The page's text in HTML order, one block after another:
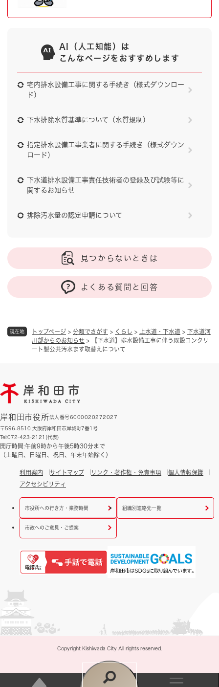
現在地 トップページ > 分類でさがす > くらし > 上水道・下水道 > 下水道河
川部からのお知らせ >
【下水道】排水設備工事に伴う既設コンクリ
ート製公共汚水ます取替えについて
AI（人工知能）は
こんなページをおすすめします
宅内排水設備工事に関する手続き（様式ダウンロー
ド）
下水排除水質基準について（水質規制）
指定排水設備工事業者に関する手続き（様式ダウン
ロード）
下水道排水設備工事責任技術者の登録及び試験等に
関するお知らせ
排除汚水量の認定申請について
見つからないときは
よくある質問と回答
岸和田市役所法人番号6000020272027
〒596-8510 大阪府岸和田市岸城町7番1号
Tel:072-423-2121(代表)
開庁時間:午前9時から午後5時30分まで
（土曜日、日曜日、祝日、年末年始除く）
利用案内 サイトマップ リンク・著作権・免責事項
個人情報保護
アクセシビリティ
市役所への行き方・業務時間 組織別連絡先一覧
市政へのご意見・ご提案
Copyright Kishiwada City All rights reserved.